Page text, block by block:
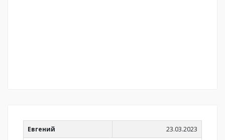
Евгений
23.03.2023